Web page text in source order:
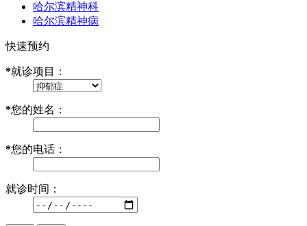
哈尔滨精神科
哈尔滨精神病
快速预约
*就诊项目：
*您的姓名：
*您的电话：
就诊时间：